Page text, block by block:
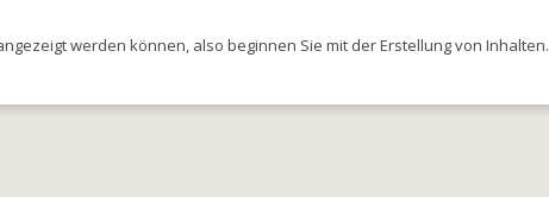
werden können, also beginnen Sie mit der Erstellung von Inhalten.